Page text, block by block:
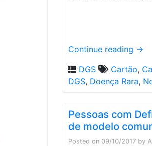
Continue reading →
DGS
Cartão,
DGS, Doença Rara,
Pessoas com
de modelo
Posted on 09/10/2017 by